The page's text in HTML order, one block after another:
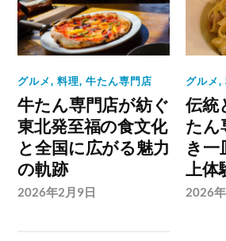
グルメ,料理,牛たん専門店
牛たん専門店が紡ぐ
東北発至福の食文化
と全国に広がる魅力
の軌跡
2026年2月9日
グルメ,
伝統
たん
き一
上体
2026